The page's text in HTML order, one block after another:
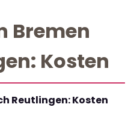
Bremen
Kosten
Reutlingen: Kosten